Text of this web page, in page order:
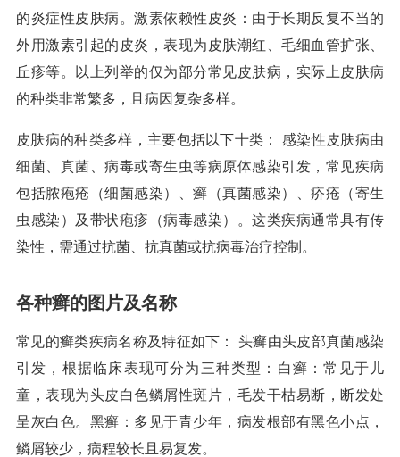
的炎症性皮肤病。激素依赖性皮炎：由于长期反复不当的
外用激素引起的皮炎，表现为皮肤潮红、毛细血管扩张、
丘疹等。以上列举的仅为部分常见皮肤病，实际上皮肤病
的种类非常繁多，且病因复杂多样。
皮肤病的种类多样，主要包括以下十类： 感染性皮肤病由
细菌、真菌、病毒或寄生虫等病原体感染引发，常见疾病
包括脓疱疮（细菌感染）、癣（真菌感染）、疥疮（寄生
虫感染）及带状疱疹（病毒感染）。这类疾病通常具有传
染性，需通过抗菌、抗真菌或抗病毒治疗控制。
各种癣的图片及名称
常见的癣类疾病名称及特征如下： 头癣由头皮部真菌感染
引发，根据临床表现可分为三种类型：白癣：常见于儿
童，表现为头皮白色鳞屑性斑片，毛发干枯易断，断发处
呈灰白色。黑癣：多见于青少年，病发根部有黑色小点，
鳞屑较少，病程较长且易复发。